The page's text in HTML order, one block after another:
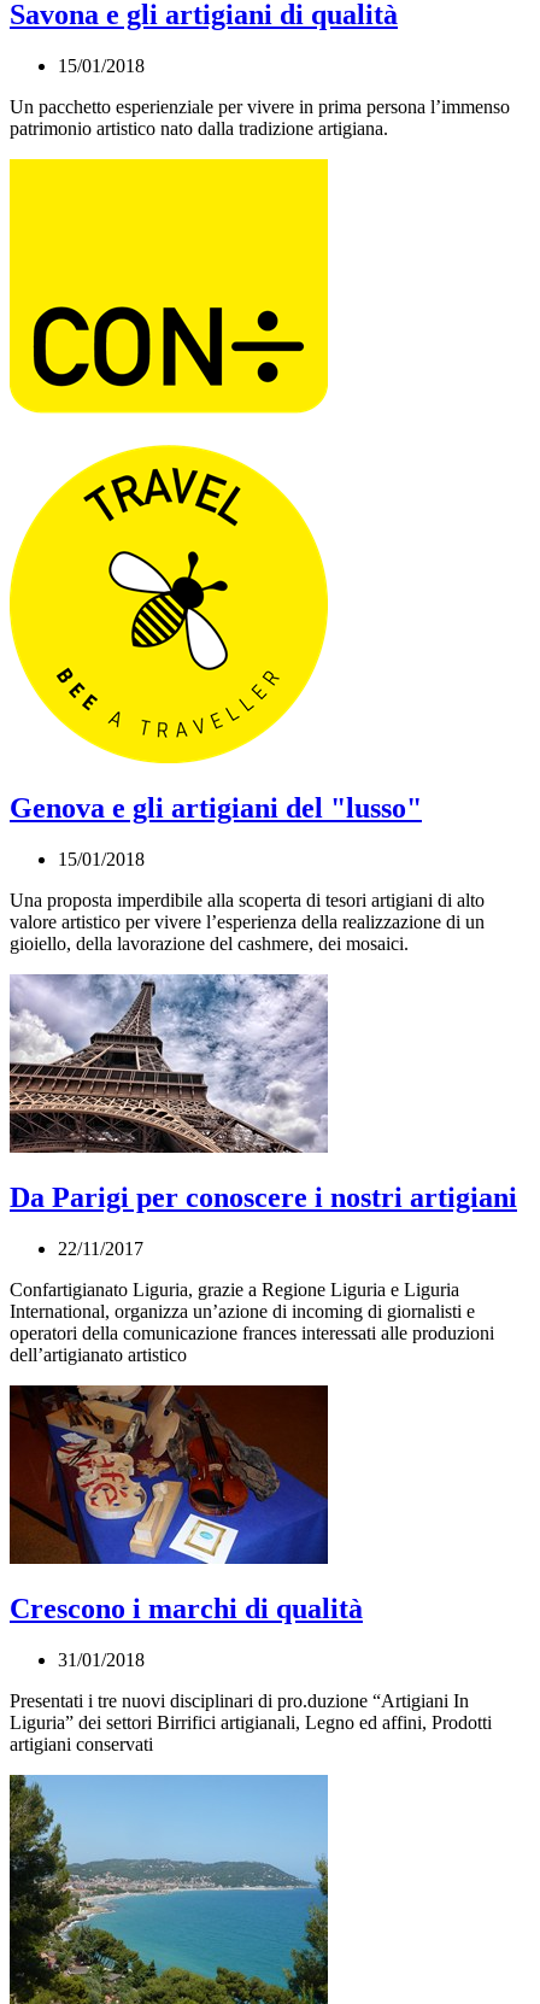
Savona e gli artigiani di qualità
15/01/2018
Un pacchetto esperienziale per vivere in prima persona l’immenso
patrimonio artistico nato dalla tradizione artigiana.
Genova e gli artigiani del "lusso"
15/01/2018
Una proposta imperdibile alla scoperta di tesori artigiani di alto
valore artistico per vivere l’esperienza della realizzazione di un
gioiello, della lavorazione del cashmere, dei mosaici.
Da Parigi per conoscere i nostri artigiani
22/11/2017
Confartigianato Liguria, grazie a Regione Liguria e Liguria
International, organizza un’azione di incoming di giornalisti e
operatori della comunicazione frances interessati alle produzioni
dell’artigianato artistico
Crescono i marchi di qualità
31/01/2018
Presentati i tre nuovi disciplinari di pro.duzione “Artigiani In
Liguria” dei settori Birrifici artigianali, Legno ed affini, Prodotti
artigiani conservati